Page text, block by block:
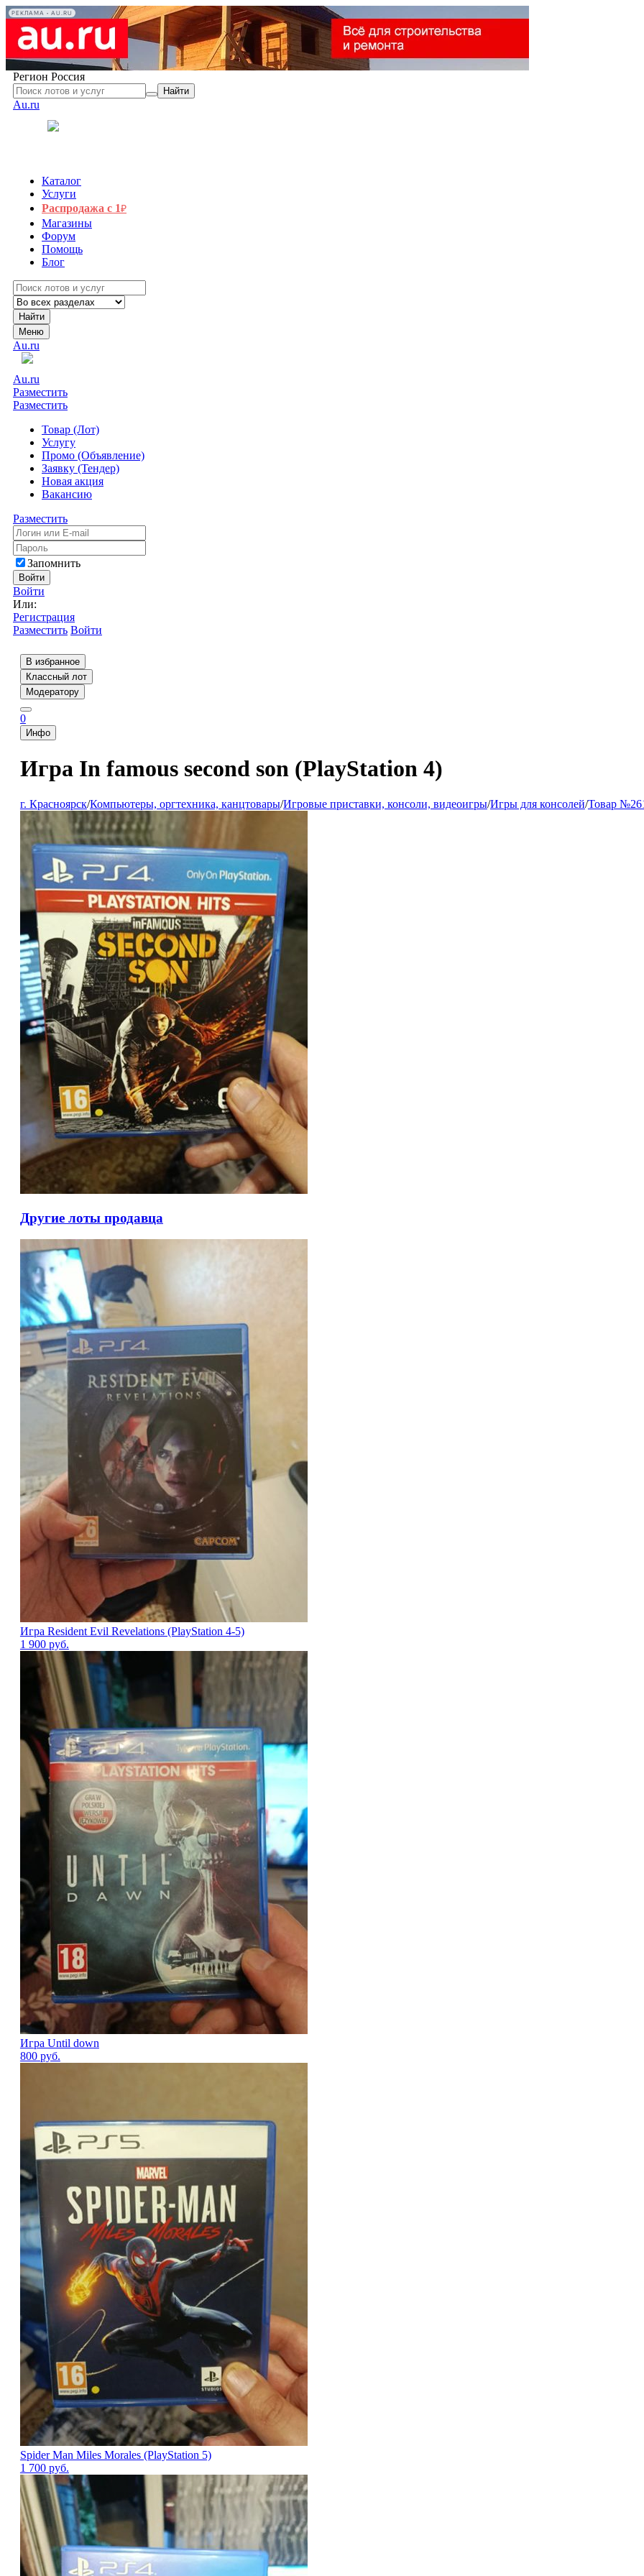
РЕКЛАМА • AU.RU
Регион Россия
Найти
Au.ru
Каталог
Услуги
Распродажа с 1₽
Магазины
Форум
Помощь
Блог
Найти
Меню
Au.ru
Au.ru
Разместить
Разместить
Товар (Лот)
Услугу
Промо (Объявление)
Заявку (Тендер)
Новая акция
Вакансию
Разместить
Запомнить
Войти
Войти
Или:
Регистрация
Разместить Войти
В избранное
Классный лот
Модератору
0
Инфо
Игра In famous second son (PlayStation 4)
г. Красноярск/Компьютеры, оргтехника, канцтовары/Игровые приставки, консоли, видеоигры/Игры для консолей/Товар
Другие лоты продавца
Игра Resident Evil Revelations (PlayStation 4-5)
1 900 руб.
Игра Until down
800 руб.
Spider Man Miles Morales (PlayStation 5)
1 700 руб.